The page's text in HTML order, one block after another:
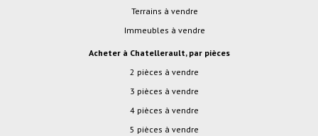
Terrains à vendre
Immeubles à vendre
Acheter à Chatellerault, par pièces
2 pièces à vendre
3 pièces à vendre
4 pièces à vendre
5 pièces à vendre